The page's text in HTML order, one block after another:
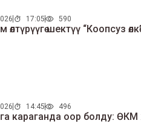
17:05 590
шектүү “Коопсуз
14:45 496
караганда оор болду: